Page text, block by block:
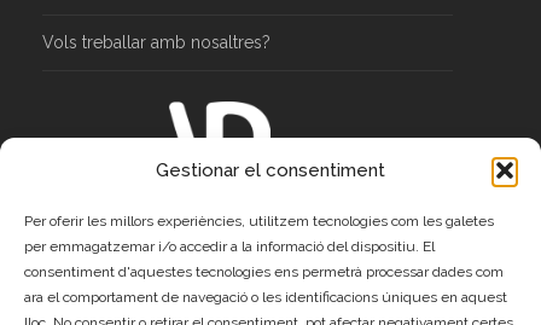
Gestionar el consentiment
Per oferir les millors experiències, utilitzem tecnologies com les galetes
per emmagatzemar i/o accedir a la informació del dispositiu. El
consentiment d'aquestes tecnologies ens permetrà processar dades com
ara el comportament de navegació o les identificacions úniques en aquest
Vols treballar amb nosaltres?
Tel 972 215 917 – Fax 972 225 218
administracio@adgirona.org
www.adgirona.org